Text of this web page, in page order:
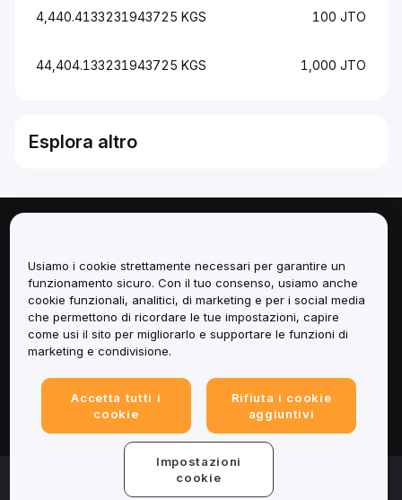
4,440.4133231943725 KGS 100 JTO
44,404.133231943725 KGS 1,000 JTO
Esplora altro
Servizi
Assistenza
Informazioni legali
© 2025-2026 Bybit.eu. All rights reserved.
Usiamo i cookie strettamente necessari per garantire un
funzionamento sicuro. Con il tuo consenso, usiamo anche
cookie funzionali, analitici, di marketing e per i social media
che permettono di ricordare le tue impostazioni, capire
come usi il sito per migliorarlo e supportare le funzioni di
marketing e condivisione.
Accetta tutti i
cookie
Rifiuta i cookie
aggiuntivi
Impostazioni
cookie